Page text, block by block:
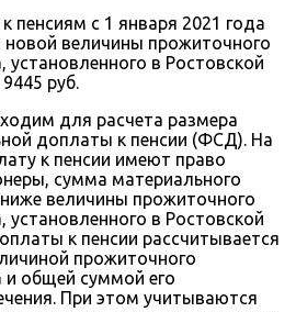
пенсиям с 1 января 2021 года
новой величины прожиточного
в Ростовской
руб.
для расчета размера
доплаты к пенсии (ФСД). На
к пенсии имеют право
сумма материального
величины прожиточного
в Ростовской
к пенсии рассчитывается
прожиточного
и общей суммой его
При этом учитываются